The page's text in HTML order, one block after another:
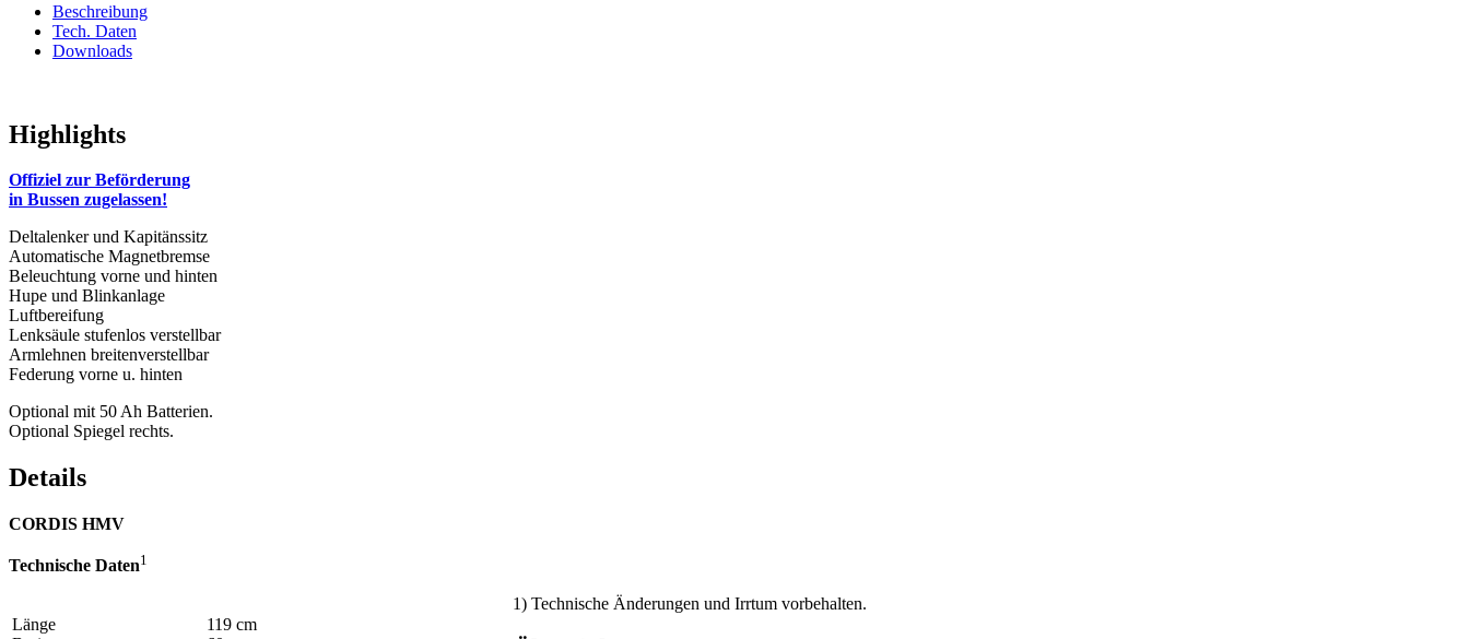
Beschreibung
Tech. Daten
Downloads
Highlights
Offiziel zur Beförderung
in Bussen zugelassen!
Deltalenker und Kapitänssitz
Automatische Magnetbremse
Beleuchtung vorne und hinten
Hupe und Blinkanlage
Luftbereifung
Lenksäule stufenlos verstellbar
Armlehnen breitenverstellbar
Federung vorne u. hinten
Optional mit 50 Ah Batterien.
Optional Spiegel rechts.
Details
CORDIS HMV
Technische Daten1
Länge
119 cm
1) Technische Änderungen und Irrtum vorbehalten.